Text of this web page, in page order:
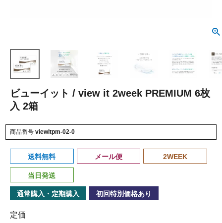
ビューイット / view it 2week PREMIUM 6枚
入 2箱
商品番号 viewitpm-02-0
送料無料 メール便 2WEEK
当日発送
通常購入・定期購入 初回特別価格あり
定価